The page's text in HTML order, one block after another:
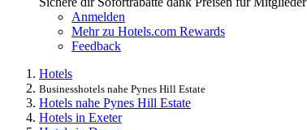
Anmelden
Mehr zu Hotels.com Rewards
Feedback
Hotels
Businesshotels nahe Pynes Hill Estate
Hotels nahe Pynes Hill Estate
Hotels in Exeter